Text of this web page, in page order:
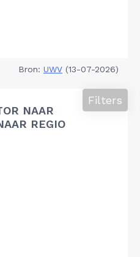
Bron: UWV (13-07-2026)
NAAR
REGIO
Filters